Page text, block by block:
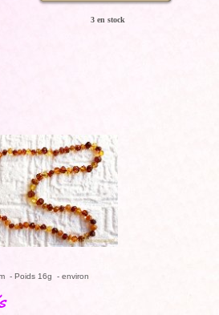
3 en stock
- Poids 16g - environ